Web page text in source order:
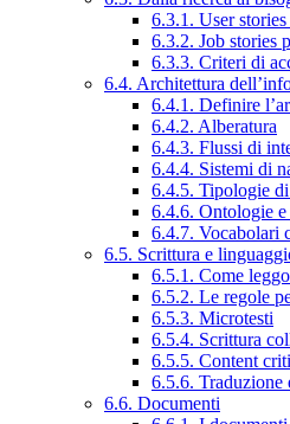
6.3.1. User
6.3.2. Job stories
6.3.3. Criteri di
6.4. Architettura
6.4.1. Definire
6.4.2. Alberatura
6.4.3. Flussi di
6.4.4. Sistemi di
6.4.5. Tipologie
6.4.6. Ontologie e
6.4.7. Vocabolari
6.5. Scrittura e
6.5.1. Come
6.5.2. Le regole
6.5.3. Microtesti
6.5.4. Scrittura
6.5.5. Content
6.5.6. Traduzione
6.6. Documenti